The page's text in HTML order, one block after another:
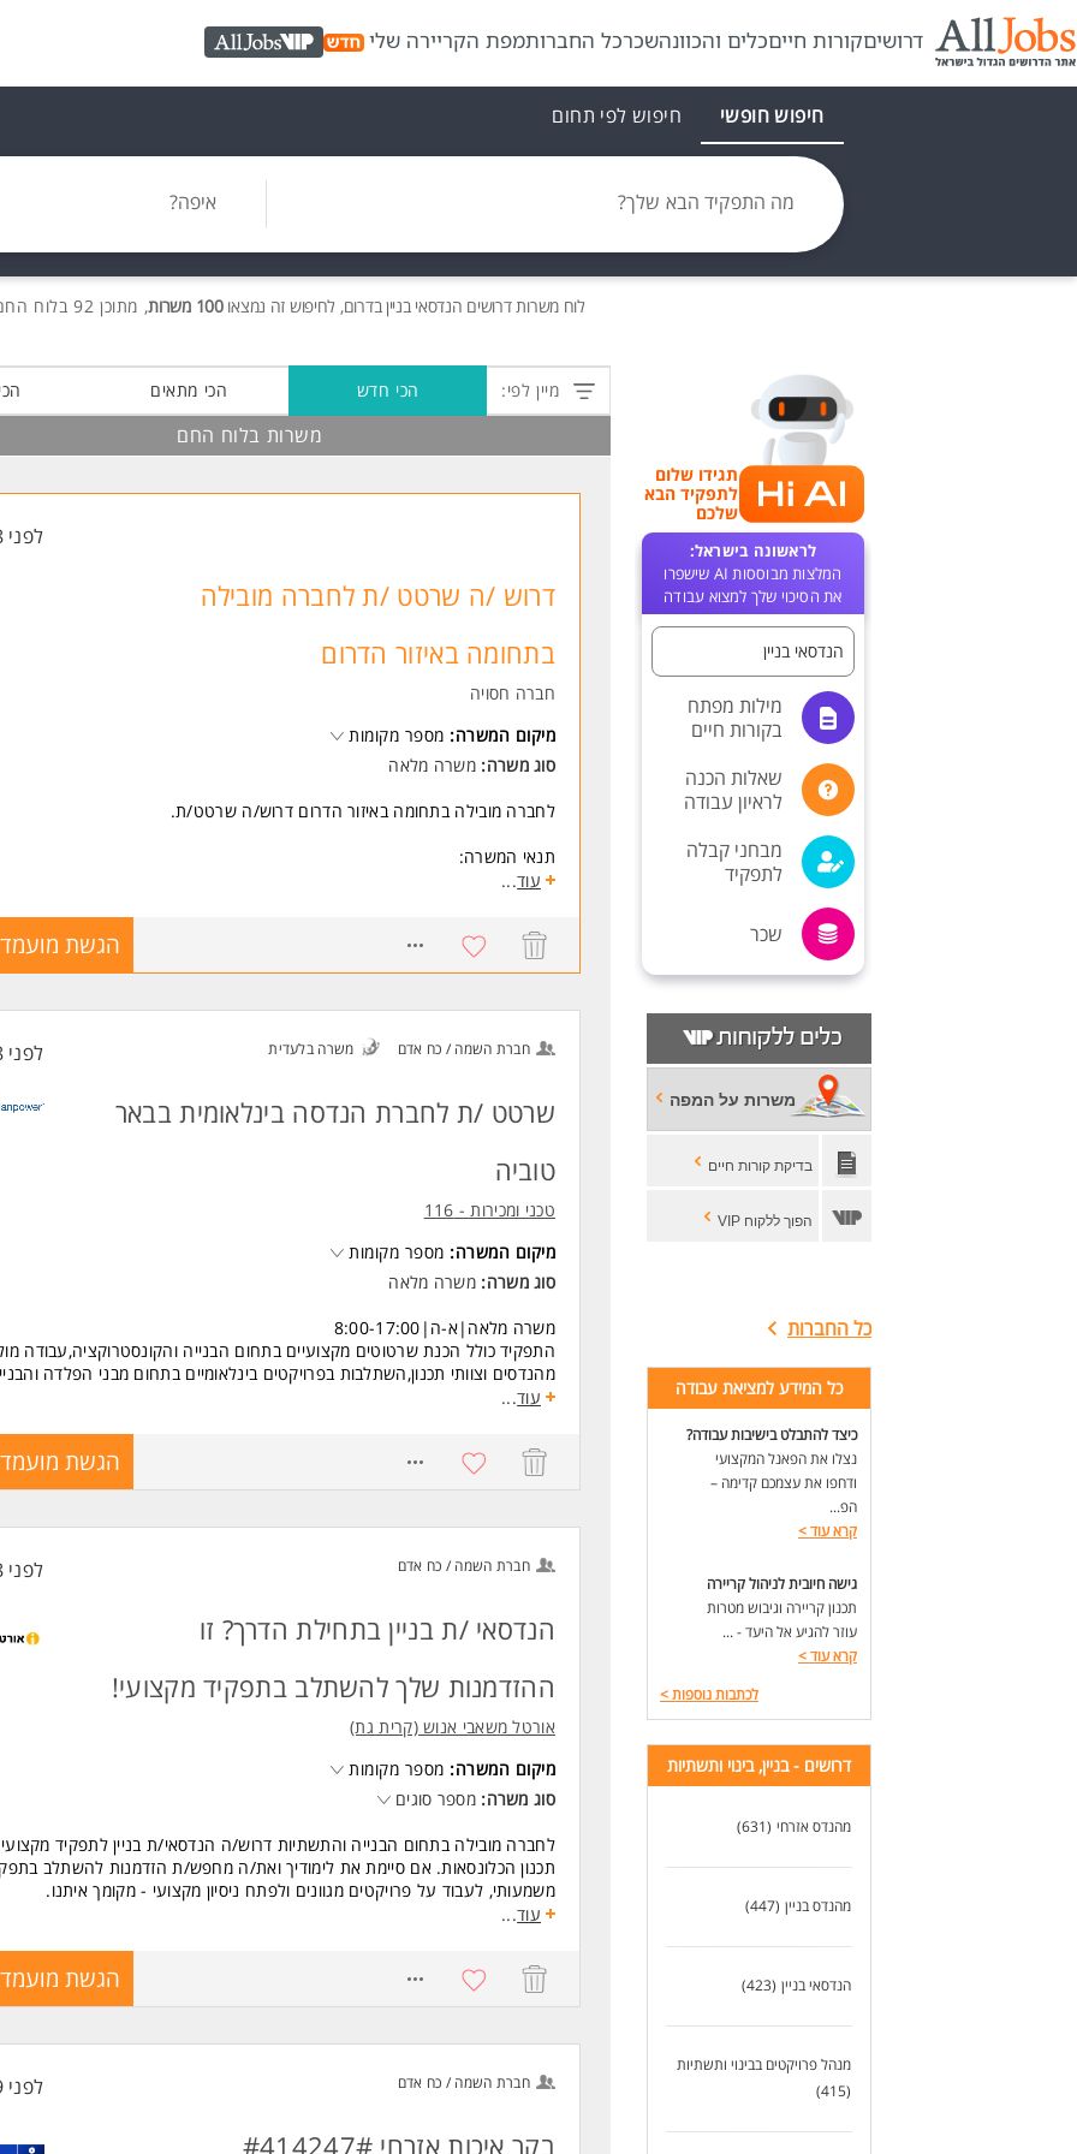
דרושיםקורות חייםכלים והכוונהשכרכל החברותמפת הקריירה שלי AllJobs VIP
חיפוש חופשי חיפוש לפי תחום
מה התפקיד הבא שלך? איפה?
לוח משרותדרושים הנדסאי בניין בדרום, לחיפוש זה נמצאו100 משרות , מתוכן 92 בלוח החם חינם!
תגידו שלום
לתפקיד הבא
שלכם
לראשונה בישראל:
המלצות מבוססות AI שישפרו
את הסיכוי שלך למצוא עבודה
הנדסאי בניין
מילות מפתח
בקורות חיים
שאלות הכנה
לראיון עבודה
מבחני קבלה
לתפקיד
שכר
משרות על המפה
בדיקת קורות חיים
הפוך ללקוח VIP
כל החברות
כל המידע למציאת עבודה
כיצד להתבלט בישיבות עבודה?
נצלו את הפאנל המקצועי
ודחפו את עצמכם קדימה –
הפ...
קרא עוד>
גישה חיובית לניהול קריירה
תכנון קריירה וגיבוש מטרות
עוזר להגיע אל היעד - ...
קרא עוד>
לכתבות נוספות>
דרושים - בניין, בינוי ותשתיות
מהנדס אזרחי (631)
מהנדס בניין (447)
הנדסאי בניין (423)
מנהל פרויקטים בבינוי ותשתיות
(415)
מיין לפי: הכי חדש הכי מתאים
משרות בלוח החם
לפני 8 שעות
דרוש /ה שרטט /ת לחברה מובילה
בתחומה באיזור הדרום
חברה חסויה
מיקום המשרה: מספר מקומות
סוג משרה: משרה מלאה
לחברה מובילה בתחומה באיזור הדרום דרוש/ה שרטט/ת.
תנאי המשרה:
- משרה מלאה.
דרישות:
- הכרת תוכנת אוטוקד ברמה גבוהה.
- ידע במערכת ממוחשבת בדגש על יישומי office.
- שליטה באנגלית ברמה טובה- יתרון.
- ניידות- חובה.
- יחסי אנוש מעולים.
עוד...
הגשת
חברת השמה / כח אדם משרה בלעדית לפני 8 שעות
שרטט /ת לחברת הנדסה בינלאומית בבאר
טוביה
טכני ומכירות - 116
מיקום המשרה: מספר מקומות
סוג משרה: משרה מלאה
משרה מלאה|א-ה|8:00-17:00
התפקיד כולל הכנת שרטוטים מקצועיים בתחום הבנייה והקונסטרוקציה,עבודה
מהנדסים וצוותי תכנון,השתלבות בפרויקטים בינלאומיים בתחום מבני הפלדה
המתועשת.
דרישות:
הנדסאי/ת בניין או הנדסאי/ת אדריכלות - חובה ניסיון של שנה לפחות
שליטה מלאה ב-AutoCAD - חובה המשרה מיועדת לנשים ולגברים כאחד.
לעוד משרות ומידע על טכני ומכירות - 116 >
עוד...
הגשת
חברת השמה / כח אדם לפני 8 שעות
הנדסאי /ת בניין בתחילת הדרך? זו
ההזדמנות שלך להשתלב בתפקיד מקצועי!
אורטל משאבי אנוש (קרית גת)
מיקום המשרה: מספר מקומות
סוג משרה: מספר סוגים
לחברה מובילה בתחום הבנייה והתשתיות דרוש/ה הנדסאי/ת בניין לתפקיד
תכנון הכלונסאות. אם סיימת את לימודיך ואת/ה מחפש/ת הזדמנות להשתלב
משמעותי, לעבוד על פרויקטים מגוונים ולפתח ניסיון מקצועי - מקומך איתנו.
מה כולל התפקיד?
- עבודה בהתאם לתקן הישראלי לבנייה.
- קריאה, ניתוח והפקת נתונים מתוכניות בנייה.
- עבודה מול ממשקים מקצועיים בסביבה הנדסית מתקדמת.
דרישות:
- הנדסאי/ת או מהנדס/ת בניין (גם בתחילת הדרך).
עוד...
הגשת
חברת השמה / כח אדם לפני 9 שעות
בקר איכות אזרחי #414247#